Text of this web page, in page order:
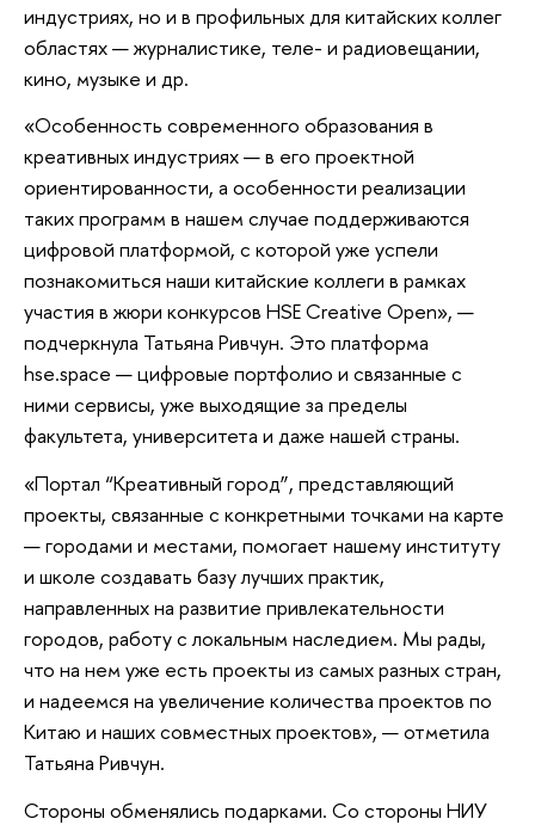
индустриях, но и в профильных для китайских коллег
областях — журналистике, теле- и радиовещании,
кино, музыке и др.
«Особенность современного образования в
креативных индустриях — в его проектной
ориентированности, а особенности реализации
таких программ в нашем случае поддерживаются
цифровой платформой, с которой уже успели
познакомиться наши китайские коллеги в рамках
участия в жюри конкурсов HSE Creative Open», —
подчеркнула Татьяна Ривчун. Это платформа
hse.space — цифровые портфолио и связанные с
ними сервисы, уже выходящие за пределы
факультета, университета и даже нашей страны.
«Портал “Креативный город”, представляющий
проекты, связанные с конкретными точками на карте
— городами и местами, помогает нашему институту
и школе создавать базу лучших практик,
направленных на развитие привлекательности
городов, работу с локальным наследием. Мы рады,
что на нем уже есть проекты из самых разных стран,
и надеемся на увеличение количества проектов по
Китаю и наших совместных проектов», — отметила
Татьяна Ривчун.
Стороны обменялись подарками. Со стороны НИУ